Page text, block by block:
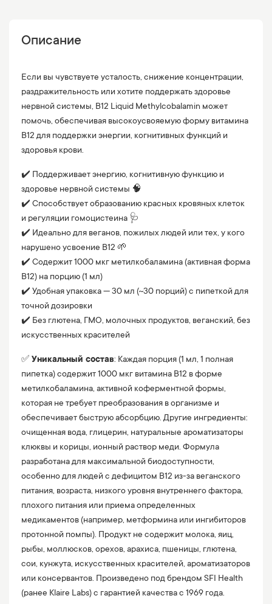
Описание
Если вы чувствуете усталость, снижение концентрации,
раздражительность или хотите поддержать здоровье
нервной системы, B12 Liquid Methylcobalamin может
помочь, обеспечивая высокоусвояемую форму витамина
B12 для поддержки энергии, когнитивных функций и
здоровья крови.
✔️ Поддерживает энергию, когнитивную функцию и
здоровье нервной системы 🧠
✔️ Способствует образованию красных кровяных клеток
и регуляции гомоцистеина 🩺
✔️ Идеально для веганов, пожилых людей или тех, у кого
нарушено усвоение B12 🌱
✔️ Содержит 1000 мкг метилкобаламина (активная форма
B12) на порцию (1 мл)
✔️ Удобная упаковка — 30 мл (~30 порций) с пипеткой для
точной дозировки
✔️ Без глютена, ГМО, молочных продуктов, веганский, без
искусственных красителей
✅ Уникальный состав: Каждая порция (1 мл, 1 полная
пипетка) содержит 1000 мкг витамина B12 в форме
метилкобаламина, активной коферментной формы,
которая не требует преобразования в организме и
обеспечивает быструю абсорбцию. Другие ингредиенты:
очищенная вода, глицерин, натуральные ароматизаторы
клюквы и корицы, ионный раствор меди. Формула
разработана для максимальной биодоступности,
особенно для людей с дефицитом B12 из-за веганского
питания, возраста, низкого уровня внутреннего фактора,
плохого питания или приема определенных
медикаментов (например, метформина или ингибиторов
протонной помпы). Продукт не содержит молока, яиц,
рыбы, моллюсков, орехов, арахиса, пшеницы, глютена,
сои, кунжута, искусственных красителей, ароматизаторов
или консервантов. Произведено под брендом SFI Health
(ранее Klaire Labs) с гарантией качества с 1969 года.